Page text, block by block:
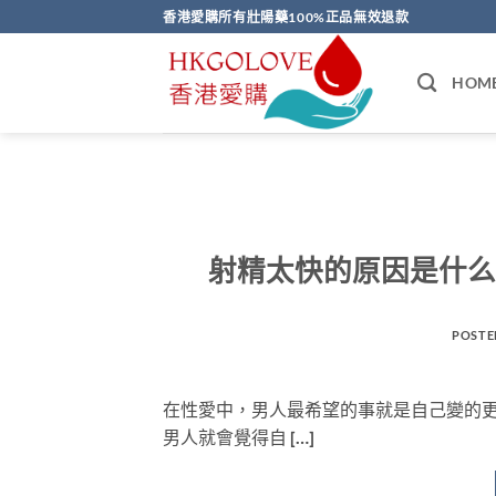
to
香港愛購所有壯陽藥100%正品無效退款
射精太快的原因是什
在性愛中，男人最希望的事就是自己變的
男人就會覺得自 […]